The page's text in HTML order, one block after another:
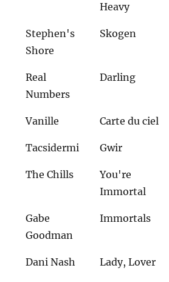
Heavy
Stephen's
Shore
Skogen
Real
Numbers
Darling
Vanille Carte du ciel
Tacsidermi Gwir
The Chills
You're
Immortal
Gabe
Goodman
Immortals
Dani Nash Lady, Lover